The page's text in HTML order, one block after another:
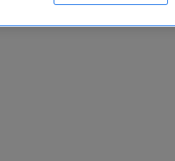
2025